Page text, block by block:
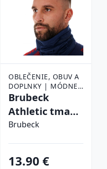
OBLEČENIE, OBUV A
DOPLNKY | MÓDNE
DOPLNKY | ŠATKY,
ŠATKY
Brubeck
Athletic tmavo
modrá - S/M
Brubeck
13.90 €